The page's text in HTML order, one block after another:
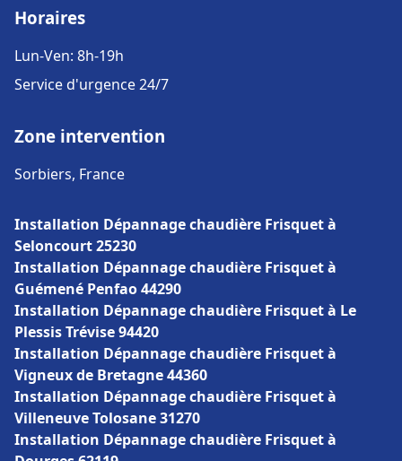
Horaires
Lun-Ven: 8h-19h
Service d'urgence 24/7
Zone intervention
Sorbiers, France
Installation Dépannage chaudière Frisquet à
Seloncourt 25230
Installation Dépannage chaudière Frisquet à
Guémené Penfao 44290
Installation Dépannage chaudière Frisquet à Le
Plessis Trévise 94420
Installation Dépannage chaudière Frisquet à
Vigneux de Bretagne 44360
Installation Dépannage chaudière Frisquet à
Villeneuve Tolosane 31270
Installation Dépannage chaudière Frisquet à